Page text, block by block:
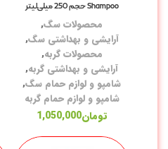
Shampoo حجم 250 میلی‌لیتر
محصولات سگ,
آرایشی و بهداشتی سگ,
محصولات گربه,
آرایشی و بهداشتی گربه,
شامپو و لوازم حمام سگ,
شامپو و لوازم حمام گربه
تومان1,050,000